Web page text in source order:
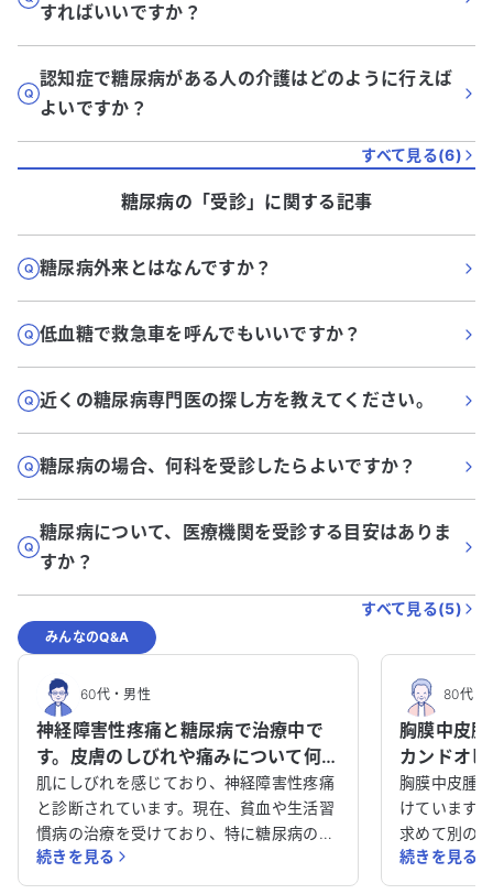
すればいいですか？
認知症で糖尿病がある人の介護はどのように行えば
よいですか？
すべて見る(6)
糖尿病の「受診」に関する記事
糖尿病外来とはなんですか？
低血糖で救急車を呼んでもいいですか？
近くの糖尿病専門医の探し方を教えてください。
糖尿病の場合、何科を受診したらよいですか？
糖尿病について、医療機関を受診する目安はありま
すか？
すべて見る(5)
みんなのQ&A
60代・男性
神経障害性疼痛と糖尿病で治療中で
す。皮膚のしびれや痛みについて何科
を受診すべきか教えてください。
肌にしびれを感じており、神経障害性疼痛
と診断されています。現在、貧血や生活習
慣病の治療を受けており、特に糖尿病の治
療を続けています。皮膚のしびれや痛み、
ほてりが半年以上改善せず、非常に困って
続きを見る
80代・
胸膜中皮
カンドオ
談させて
胸膜中皮腫
けています
求めて別の
が、体力が
らの治療方針
続きを見る